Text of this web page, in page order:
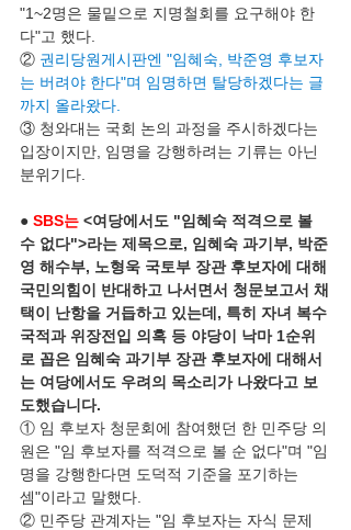
"1~2명은 물밑으로 지명철회를 요구해야 한
다"고 했다.
② 권리당원게시판엔 "임혜숙, 박준영 후보자
는 버려야 한다"며 임명하면 탈당하겠다는 글
까지 올라왔다.
③ 청와대는 국회 논의 과정을 주시하겠다는
입장이지만, 임명을 강행하려는 기류는 아닌
분위기다.
● SBS는 <여당에서도 "임혜숙 적격으로 볼
수 없다">라는 제목으로, 임혜숙 과기부, 박준
영 해수부, 노형욱 국토부 장관 후보자에 대해
국민의힘이 반대하고 나서면서 청문보고서 채
택이 난항을 거듭하고 있는데, 특히 자녀 복수
국적과 위장전입 의혹 등 야당이 낙마 1순위
로 꼽은 임혜숙 과기부 장관 후보자에 대해서
는 여당에서도 우려의 목소리가 나왔다고 보
도했습니다.
① 임 후보자 청문회에 참여했던 한 민주당 의
원은 "임 후보자를 적격으로 볼 순 없다"며 "임
명을 강행한다면 도덕적 기준을 포기하는
셈"이라고 말했다.
② 민주당 관계자는 "임 후보자는 자식 문제